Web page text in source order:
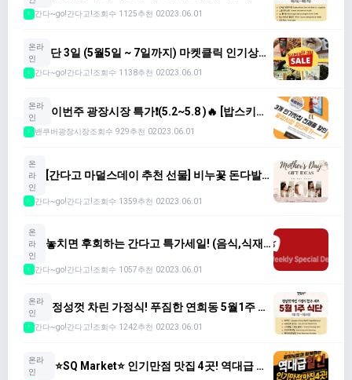
1 간다~go!간다고!조회수 1125추천 02023.06.01
온라
인
단 3일 (5월5일 ~ 7일까지) 마켓클릭 인기상품
1 간다~go!간다고!조회수 1138추천 02023.06.01
온라
인
이번주 광장시장 특가❗️(5.2~5.8 )🔥 [밥스키친/
1 밴쿠버광장시장조회수 929추천 02023.06.01
온
라
인
[간다고 마덜스데이 추천 선물] 비누꽃 돈다발
1 간다~go!간다고!조회수 1359추천 02023.06.01
온
라
인
놓치면 후회하는 간다고 특가세일! (음식,식재
1 간다~go!간다고!조회수 1057추천 02023.06.01
온라
인
정성껏 차린 가정식! 푸짐한 연희동 5월1주 식
1 간다~go!간다고!조회수 1242추천 02023.06.01
온라
인
⭐️SQ Market⭐️ 인기만점 맛집 4곳! 역대급 할